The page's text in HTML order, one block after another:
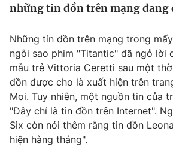
Tin tức
Thế giới đó đây
Câu chuyện quốc tế
Tài chính
Thị trường
Góc doanh nghiệp
Dữ liệu và đời sống
Truyền hình
Phim VTV
Hậu trường
Giải trí
những tin đồn trên mạng đang
Những tin đồn trên mạng trong
ngôi sao phim "Titantic" đã ngỏ lời
mẫu trẻ Vittoria Ceretti sau một
đồn được cho là xuất hiện trên
Moi. Tuy nhiên, một nguồn tin của
"Đây chỉ là tin đồn trên Internet".
Six còn nói thêm rằng tin đồn
hiện hàng tháng".